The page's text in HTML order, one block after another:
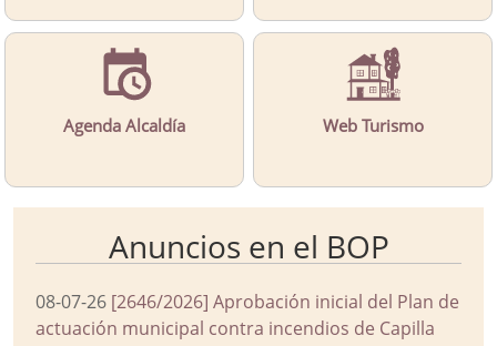
Agenda Alcaldía Web Turismo
Anuncios en el BOP
08-07-26 [2646/2026] Aprobación inicial del Plan de
actuación municipal contra incendios de Capilla